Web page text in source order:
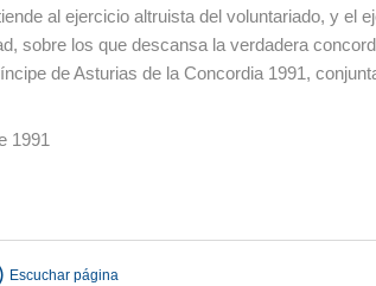
al ejercicio altruista del voluntariado, y el
sobre los que descansa la verdadera
de Asturias de la Concordia 1991,
1991
en ventana nueva
Escuchar página